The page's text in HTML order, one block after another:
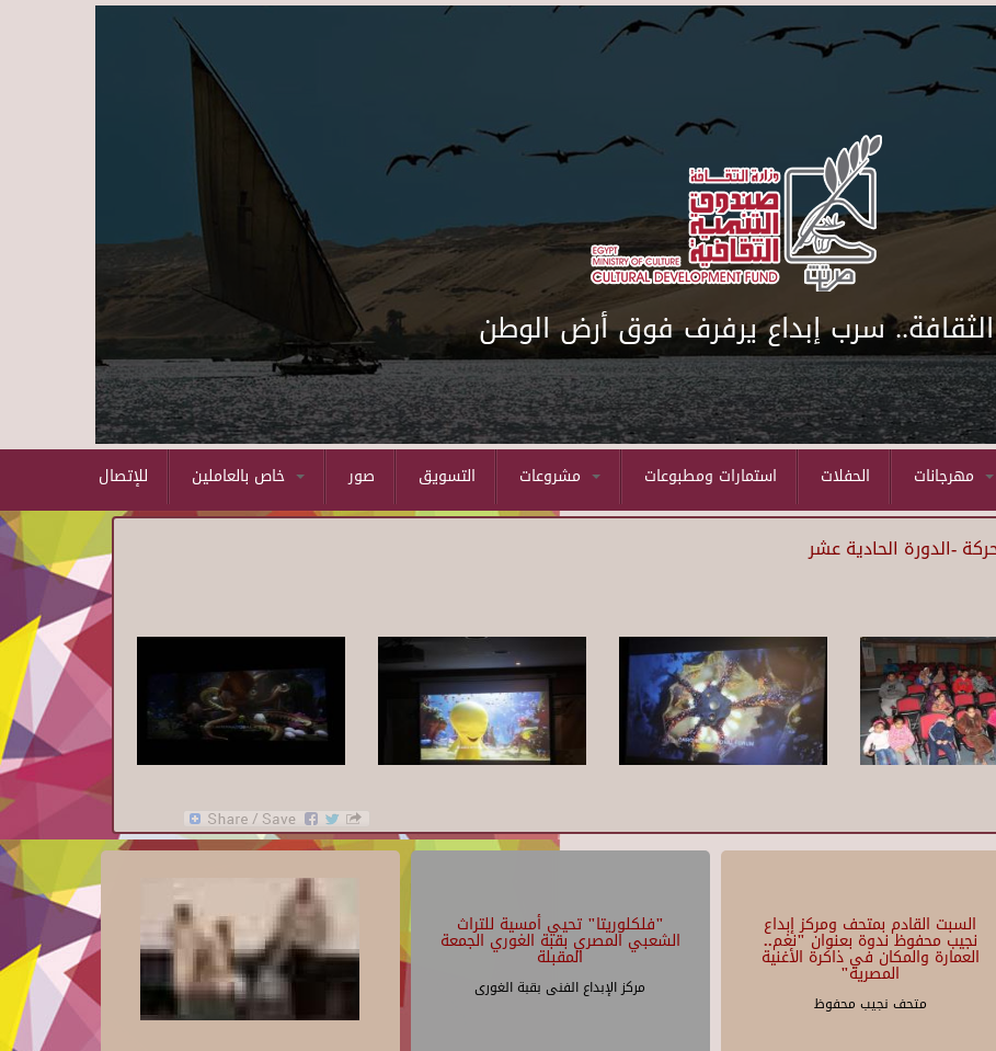
Skip to main content
الثقافة.. سرب إبداع يرفرف فوق أرض الوطن
للإتصال صور التسويق استمارات ومطبوعات الحفلات
-الدورة الحادية عشر
"فلكلوريتا" تحيي أمسية للتراث
الشعبي المصري بقبة الغوري الجمعة
المقبلة
مركز الإبداع الفنى بقبة الغورى
السبت القادم بمتحف ومركز إبداع
نجيب محفوظ ندوة بعنوان "نغم..
العمارة والمكان في ذاكرة الأغنية
المصرية"
متحف نجيب محفوظ